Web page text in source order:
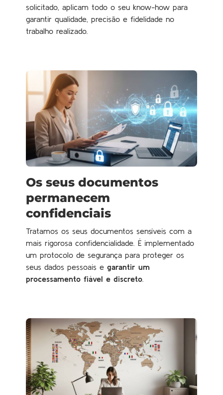
solicitado, aplicam todo o seu know-how para
garantir qualidade, precisão e fidelidade no
trabalho realizado.
Os seus documentos
permanecem
confidenciais
Tratamos os seus documentos sensíveis com a
mais rigorosa confidencialidade. É implementado
um protocolo de segurança para proteger os
seus dados pessoais egarantir um
processamento fiável e discreto